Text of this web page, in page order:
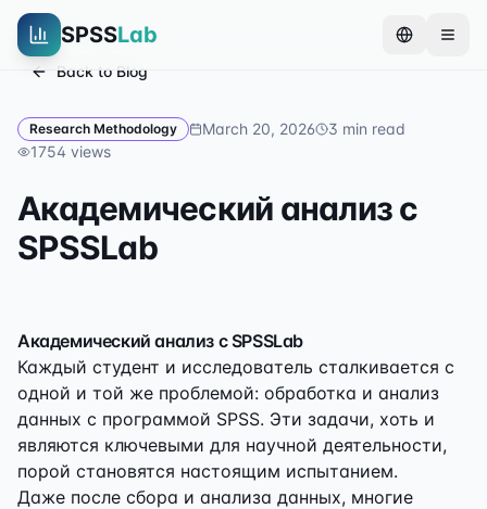
SPSSLab
Back to Blog
Research Methodology March 20, 2026 3 min read
1754 views
Академический анализ с
SPSSLab
Академический анализ с SPSSLab
Каждый студент и исследователь сталкивается с
одной и той же проблемой: обработка и анализ
данных с программой SPSS. Эти задачи, хоть и
являются ключевыми для научной деятельности,
порой становятся настоящим испытанием.
Даже после сбора и анализа данных, многие